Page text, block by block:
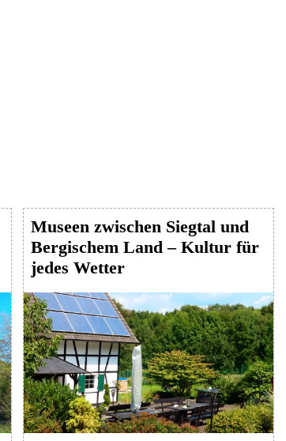
Museen zwischen Siegtal und
Bergischem Land – Kultur für
jedes Wetter